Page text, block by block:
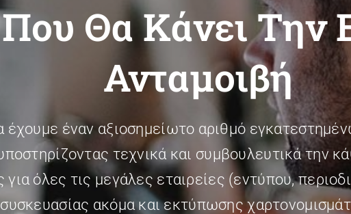
Θα Κάνει Την
Ανταμοιβή
έχουμε έναν αξιοσημείωτο αριθμό
τεχνικά και συμβουλευτικά την
όλες τις μεγάλες εταιρείες (εντύπου,
ακόμα και εκτύπωσης